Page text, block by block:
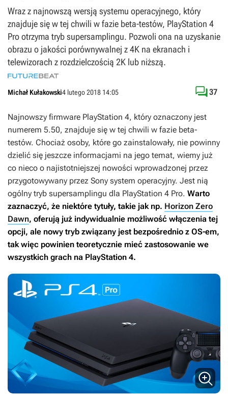
Wraz z najnowszą wersją systemu operacyjnego, który
znajduje się w tej chwili w fazie beta-testów, PlayStation 4
Pro otrzyma tryb supersamplingu. Pozwoli ona na uzyskanie
obrazu o jakości porównywalnej z 4K na ekranach i
telewizorach z rozdzielczością 2K lub niższą.
Michał Kułakowski4 lutego 2018 14:05 37
Najnowszy firmware PlayStation 4, który oznaczony jest
numerem 5.50, znajduje się w tej chwili w fazie beta-
testów. Chociaż osoby, które go zainstalowały, nie powinny
dzielić się jeszcze informacjami na jego temat, wiemy już
co nieco o najistotniejszej nowości wprowadzonej przez
przygotowywany przez Sony system operacyjny. Jest nią
ogólny tryb supersamplingu dla PlayStation 4 Pro. Warto
zaznaczyć, że niektóre tytuły, takie jak np. Horizon Zero
Dawn, oferują już indywidualnie możliwość włączenia tej
opcji, ale nowy tryb związany jest bezpośrednio z OS-em,
tak więc powinien teoretycznie mieć zastosowanie we
wszystkich grach na PlayStation 4.